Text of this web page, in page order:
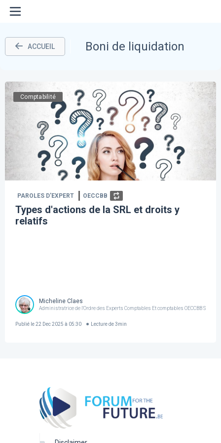
ACCUEIL Boni de liquidation
Comptabilité
PAROLES D’EXPERT OECCBB
Types d'actions de la SRL et droits y
relatifs
Micheline Claes
Administratrice de l'Ordre des Experts Comptables Et comptables OECCBB SR
Publié le22 Dec 2025 à 05:30 Lecture de 3min